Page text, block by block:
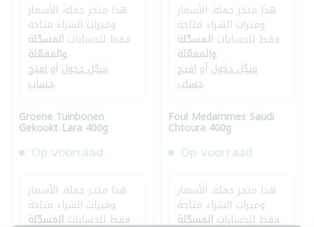
هذا متجر جملة. الأسعار
وميزات الشراء متاحة
فقط للحسابات المسجّلة
والمفعّلة.
سجّل دخول أو افتح
حساب.
Groene Tuinbonen
Gekookt Lara 400g
Op voorraad
هذا متجر جملة. الأسعار
وميزات الشراء متاحة
فقط للحسابات المسجّلة
هذا متجر جملة. الأسعار
وميزات الشراء متاحة
فقط للحسابات المسجّلة
والمفعّلة.
سجّل دخول أو افتح
حساب.
Foul Medammes Saudi
Chtoura 400g
Op voorraad
هذا متجر جملة. الأسعار
وميزات الشراء متاحة
فقط للحسابات المسجّلة